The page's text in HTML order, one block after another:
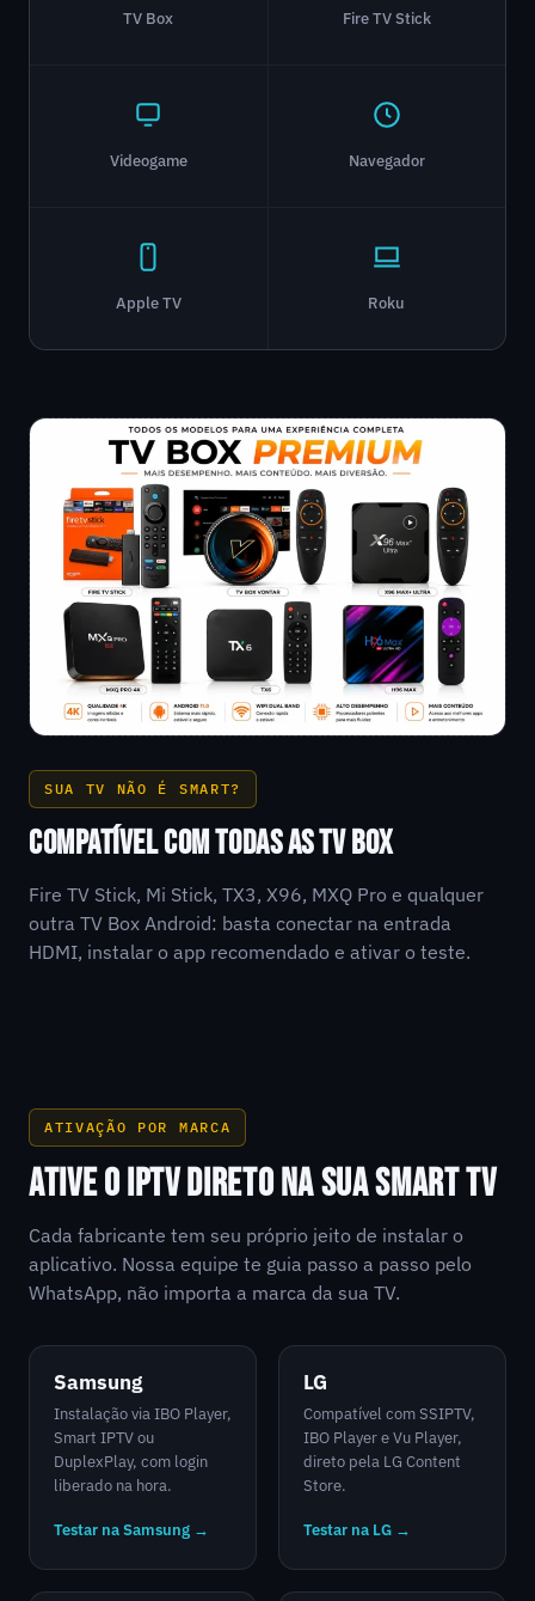
TV Box Fire TV Stick
Videogame Navegador
Apple TV Roku
SUA TV NÃO É SMART?
COMPATÍVEL COM TODAS AS TV BOX
Fire TV Stick, Mi Stick, TX3, X96, MXQ Pro e qualquer
outra TV Box Android: basta conectar na entrada
HDMI, instalar o app recomendado e ativar o teste.
ATIVAÇÃO POR MARCA
ATIVE O IPTV DIRETO NA SUA SMART TV
Cada fabricante tem seu próprio jeito de instalar o
aplicativo. Nossa equipe te guia passo a passo pelo
WhatsApp, não importa a marca da sua TV.
Samsung
Instalação via IBO Player,
Smart IPTV ou
DuplexPlay, com login
liberado na hora.
Testar na Samsung →
LG
Compatível com SSIPTV,
IBO Player e Vu Player,
direto pela LG Content
Store.
Testar na LG →